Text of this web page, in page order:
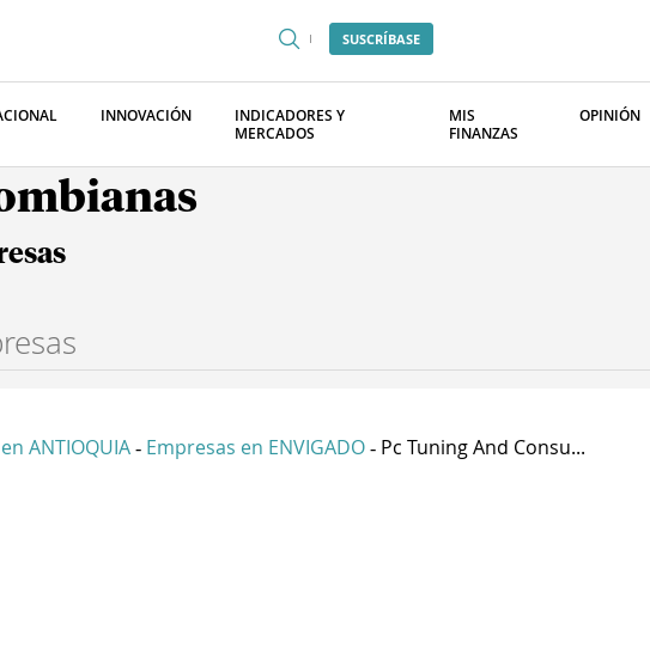
SUSCRÍBASE
INNOVACIÓN
INDICADORES Y
MERCADOS
MIS
FINANZAS
OPINIÓN
ANTIOQUIA - Empresas en ENVIGADO - Pc Tuning And Consu...